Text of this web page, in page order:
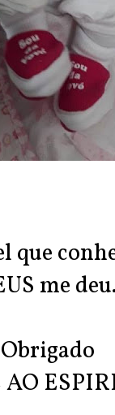
que
me
Obrigado
AO